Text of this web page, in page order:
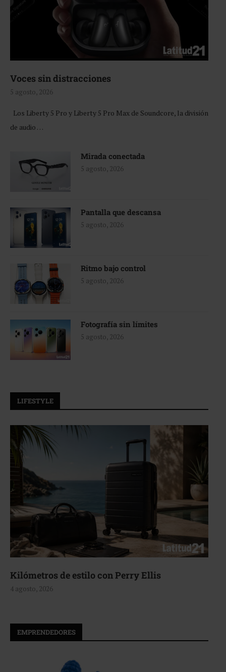
Voces sin distracciones
5 agosto, 2026
Los Liberty 5 Pro y Liberty 5 Pro Max de Soundcore, la división
de audio …
Mirada conectada
5 agosto, 2026
Pantalla que descansa
5 agosto, 2026
Ritmo bajo control
5 agosto, 2026
Fotografía sin límites
5 agosto, 2026
LIFESTYLE
Kilómetros de estilo con Perry Ellis
4 agosto, 2026
EMPRENDEDORES